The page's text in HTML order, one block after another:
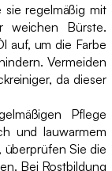
sie regelmäßig mit
weichen Bürste.
auf, um die Farbe
Vermeiden
da dieser
Pflege
und lauwarmem
überprüfen Sie die
Bei Rostbildung